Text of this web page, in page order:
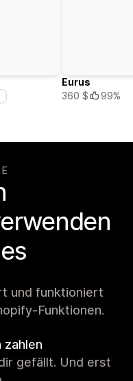
Eurus
360 $
99%
und funktioniert
Funktionen.
zahlen
gefällt. Und erst